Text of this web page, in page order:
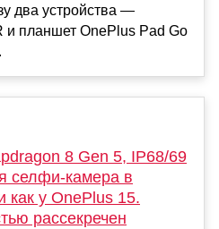
два устройства —
планшет OnePlus Pad Go
8 Gen 5, IP68/69
селфи-камера в
как у OnePlus 15.
рассекречен